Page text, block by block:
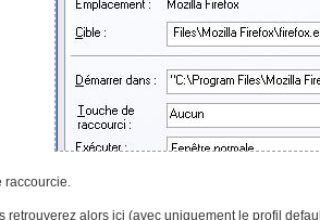
raccourcie.
retrouverez alors ici (avec uniquement le profil